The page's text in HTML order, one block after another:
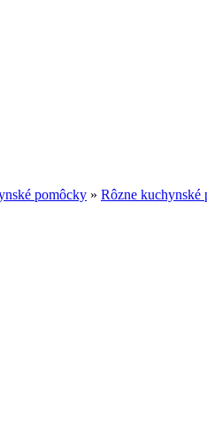
pomôcky » Rôzne kuchynské